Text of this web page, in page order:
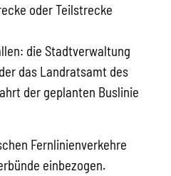
oder Teilstrecke
die Stadtverwaltung
das Landratsamt des
der geplanten Buslinie
Fernlinienverkehre
einbezogen.